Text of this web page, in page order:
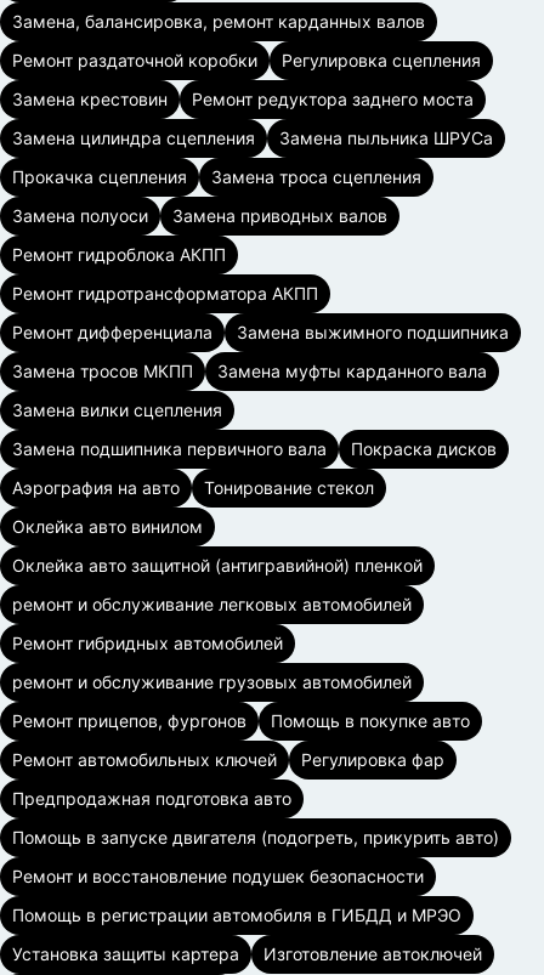
Замена, балансировка, ремонт карданных валов
Ремонт раздаточной коробки
Регулировка сцепления
Замена крестовин
Ремонт редуктора заднего моста
Замена цилиндра сцепления
Замена пыльника ШРУСа
Прокачка сцепления
Замена троса сцепления
Замена полуоси
Замена приводных валов
Ремонт гидроблока АКПП
Ремонт гидротрансформатора АКПП
Ремонт дифференциала
Замена выжимного подшипника
Замена тросов МКПП
Замена муфты карданного вала
Замена вилки сцепления
Замена подшипника первичного вала
Покраска дисков
Аэрография на авто
Тонирование стекол
Оклейка авто винилом
Оклейка авто защитной (антигравийной) пленкой
ремонт и обслуживание легковых автомобилей
Ремонт гибридных автомобилей
ремонт и обслуживание грузовых автомобилей
Ремонт прицепов, фургонов
Помощь в покупке авто
Ремонт автомобильных ключей
Регулировка фар
Предпродажная подготовка авто
Помощь в запуске двигателя (подогреть, прикурить авто)
Ремонт и восстановление подушек безопасности
Помощь в регистрации автомобиля в ГИБДД и МРЭО
Установка защиты картера
Изготовление автоключей